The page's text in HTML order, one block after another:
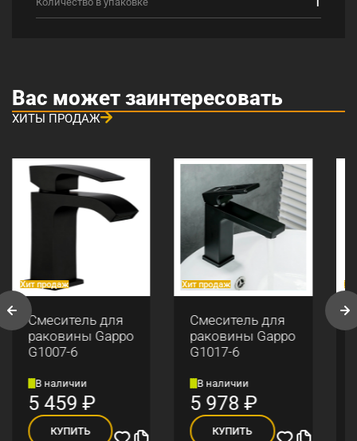
Вас может заинтересовать
ХИТЫ ПРОДАЖ
Хит продаж
Смеситель для
раковины Gappo
G1007-6
В наличии
5 459₽
КУПИТЬ
Хит продаж
Смеситель для
раковины Gappo
G1017-6
В наличии
5 978₽
КУПИТЬ